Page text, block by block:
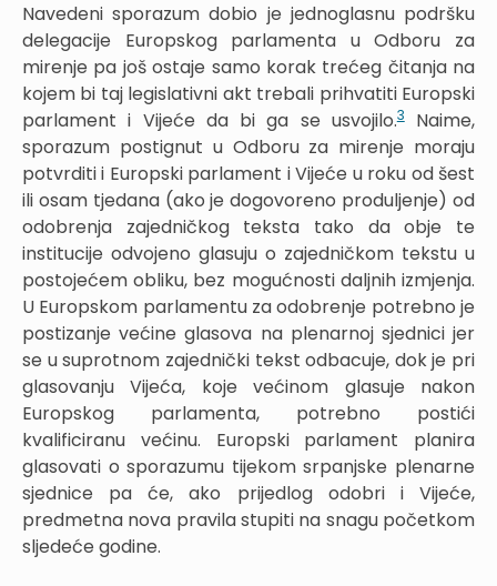
Navedeni sporazum dobio je jednoglasnu podršku
delegacije Europskog parlamenta u Odboru za
mirenje pa još ostaje samo korak trećeg čitanja na
kojem bi taj legislativni akt trebali prihvatiti Europski
parlament i Vijeće da bi ga se usvojilo.3Naime,
sporazum postignut u Odboru za mirenje moraju
potvrditi i Europski parlament i Vijeće u roku od šest
ili osam tjedana (ako je dogovoreno produljenje) od
odobrenja zajedničkog teksta tako da obje te
institucije odvojeno glasuju o zajedničkom tekstu u
postojećem obliku, bez mogućnosti daljnih izmjenja.
U Europskom parlamentu za odobrenje potrebno je
postizanje većine glasova na plenarnoj sjednici jer
se u suprotnom zajednički tekst odbacuje, dok je pri
glasovanju Vijeća, koje većinom glasuje nakon
Europskog parlamenta, potrebno postići
kvalificiranu većinu. Europski parlament planira
glasovati o sporazumu tijekom srpanjske plenarne
sjednice pa će, ako prijedlog odobri i Vijeće,
predmetna nova pravila stupiti na snagu početkom
sljedeće godine.